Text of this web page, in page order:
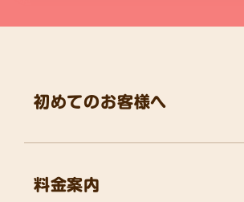
初めてのお客様へ
料金案内